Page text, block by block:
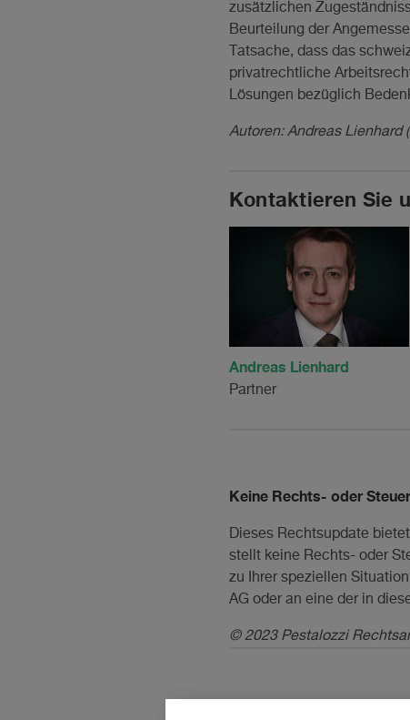
zusätzlichen
Beurteilung der
Tatsache, dass das
privatrechtliche
Lösungen bezüglich
Autoren: Andreas Lienhard
Kontaktieren Sie
Andreas Lienhard
Partner
Keine Rechts- oder
Dieses Rechtsupdate
stellt keine Rechts- oder
zu Ihrer speziellen
AG oder an eine der in
© 2023 Pestalozzi